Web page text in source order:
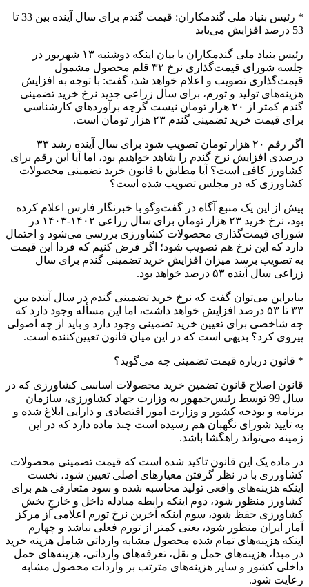
* رئیس بنیاد ملی گندمکاران: قیمت گندم برای سال آینده بین 33 تا
53 درصد افزایش می‌یابد
رئیس بنیاد ملی گندمکاران با بیان اینکه دوشنبه ۱۳ شهریور در
جلسه شورای قیمت‌گذاری نرخ ۳۲ قلم محصول مشمول
قیمت‌گذاری تصویب و اعلام خواهد شد، گفت: با توجه به افزایش
هزینه‌های تولید و تورم، برای سال زراعی جدید نرخ خرید تضمینی
گندم کمتر از ۲۰ هزار تومان نیست گرچه برآورد‌های کارشناسی
برای قیمت خرید تضمینی گندم ۲۳ هزار تومان است.
‌‌اگر‌ رقم ۲۰ هزار تومان تصویب شود برای سال آینده رشد ۳۳
درصدی افزایش نرخ گندم را شاهد خواهیم بود، اما آیا این رقم برای
کشاورز کافی است؟ آیا مطابق با قانون خرید تضمینی محصولات
کشاورزی که در مجلس تصویب شده است؟
پیش از این یک منبع آگاه در گفت‌وگو با خبرنگار فارس اعلام کرده
بود، نرخ خرید ۲۳ هزار تومان برای سال زراعی ۱۴۰۲-۱۴۰۳ در
شورای قیمت‌گذاری محصولات کشاورزی بررسی می‌شود و احتمال
دارد که این نرخ هم تصویب شود؛‌ اگر فرض کنیم که فردا این قیمت
به تصویب برسد میزان افزایش خرید تضمینی گندم برای سال
زراعی سال آینده ۵۳ درصد خواهد بود.
بنابراین می‌توان گفت که نرخ خرید تضمینی گندم در سال آینده بین
۳۳ تا ۵۳ درصد افزایش خواهد داشت، اما این مسأله وجود دارد که
چه شاخصی برای تعیین خرید تضمینی وجود دارد و باید از چه اصولی
پیروی کرد؟ بدیهی است که در این میان قانون تعیین‌کننده است.
* قانون درباره قیمت تضمینی چه می‌گوید؟
قانون اصلاح قانون تضمین خرید محصولات اساسی کشاورزی که در
سال 99 توسط رئیس‌جمهور به وزارت جهاد کشاورزی، سازمان
برنامه و بودجه کشور و وزارت امور اقتصادی و دارایی ابلاغ شده و
به تایید شورای نگهبان هم رسیده است چند ماده دارد که در این
زمینه می‌تواند راهگشا باشد.
در ماده یک این قانون تاکید شده است که قیمت تضمینی محصولات
کشاورزی با در نظر گرفتن معیارهای اصلی تعیین شود، نخست
اینکه هزینه‌های واقعی تولید محاسبه شده و سود متعارفی هم برای
کشاورز منظور شود، دوم اینکه رابطه مبادله داخل و خارجِ بخش
کشاورزی حفظ شود، سوم اینکه آخرین نرخ تورم اعلامی از مرکز
آمار ایران منظور شود، یعنی کمتر از تورم فعلی نباشد و چهارم
اینکه هزینه‌های تمام شده محصول مشابه وارداتی شامل هزینه خرید
در مبدا، هزینه‌های حمل و نقل‌، تعرفه‌های وارداتی، هزینه‌های حمل
داخلی کشور و سایر هزینه‌های مترتب بر واردات محصول مشابه
رعایت شود.